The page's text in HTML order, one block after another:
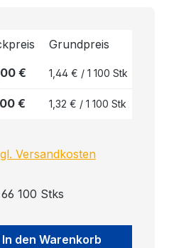
Grundpreis
€ 1,44 € / 1 100 Stk
€ 1,32 € / 1 100 Stk
Versandkosten
100 Stks
Gib den
In den Warenkorb